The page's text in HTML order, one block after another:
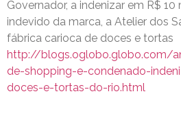
Governador, a indenizar em R$ 10
indevido da marca, a Atelier dos
fábrica carioca de doces e tortas
http://blogs.oglobo.globo.com/
de-shopping-e-condenado-
doces-e-tortas-do-rio.html